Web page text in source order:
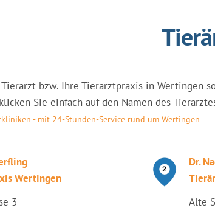
bzw. Ihre Tierarztpraxis in Wertingen
Sie einfach auf den Namen des
- mit 24-Stunden-Service rund um Wertingen
Wertingen
3
Dr.
Alte